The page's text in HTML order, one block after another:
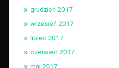
grudzień 2017
wrzesień 2017
lipiec 2017
czerwiec 2017
maj 2017